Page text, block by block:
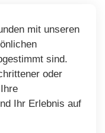
mit unseren
sind.
oder
Ihr Erlebnis auf